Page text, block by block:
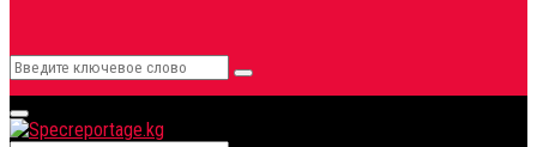
Search
for:
Search
Primary
Menu